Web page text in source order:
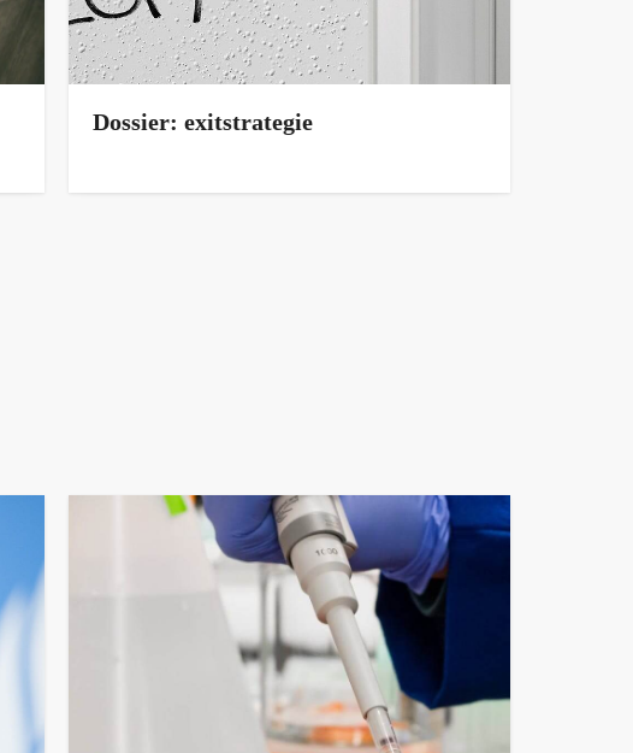
Dossier: exitstrategie